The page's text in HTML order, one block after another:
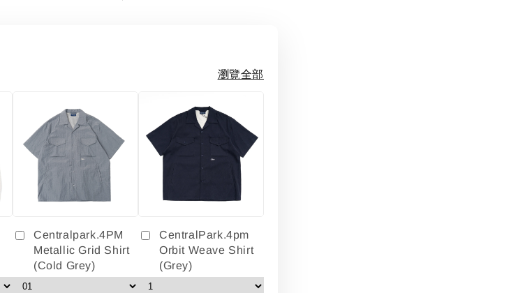
瀏覽全部
Centralpark.4PM
Metallic Grid Shirt
(Cold Grey)
CentralPark.4pm
Orbit Weave Shirt
(Grey)